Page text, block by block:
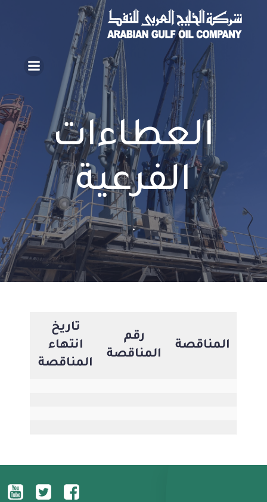
العطاءات
الفرعية
.
المناقصة
رقم
المناقصة
تاريخ
انتهاء
المناقصة